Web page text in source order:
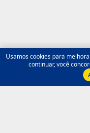
Usamos cookies para
continuar, você